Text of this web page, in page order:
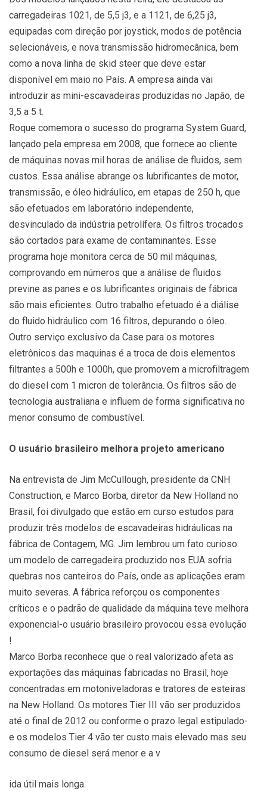
carregadeiras 1021, de 5,5 j3, e a 1121, de 6,25 j3,
equipadas com direção por joystick, modos de potência
selecionáveis, e nova transmissão hidromecânica, bem
como a nova linha de skid steer que deve estar
disponível em maio no País. A empresa ainda vai
introduzir as mini-escavadeiras produzidas no Japão, de
3,5 a 5 t.
Roque comemora o sucesso do programa System Guard,
lançado pela empresa em 2008, que fornece ao cliente
de máquinas novas mil horas de análise de fluidos, sem
custos. Essa análise abrange os lubrificantes de motor,
transmissão, e óleo hidráulico, em etapas de 250 h, que
são efetuados em laboratório independente,
desvinculado da indústria petrolífera. Os filtros trocados
são cortados para exame de contaminantes. Esse
programa hoje monitora cerca de 50 mil máquinas,
comprovando em números que a análise de fluidos
previne as panes e os lubrificantes originais de fábrica
são mais eficientes. Outro trabalho efetuado é a diálise
do fluido hidráulico com 16 filtros, depurando o óleo.
Outro serviço exclusivo da Case para os motores
eletrônicos das maquinas é a troca de dois elementos
filtrantes a 500h e 1000h, que promovem a microfiltragem
do diesel com 1 micron de tolerância. Os filtros são de
tecnologia australiana e influem de forma significativa no
menor consumo de combustível.
O usuário brasileiro melhora projeto americano
Na entrevista de Jim McCullough, presidente da CNH
Construction, e Marco Borba, diretor da New Holland no
Brasil, foi divulgado que estão em curso estudos para
produzir três modelos de escavadeiras hidráulicas na
fábrica de Contagem, MG. Jim lembrou um fato curioso:
um modelo de carregadeira produzido nos EUA sofria
quebras nos canteiros do País, onde as aplicações eram
muito severas. A fábrica reforçou os componentes
críticos e o padrão de qualidade da máquina teve melhora
exponencial-o usuário brasileiro provocou essa evolução
!
Marco Borba reconhece que o real valorizado afeta as
exportações das máquinas fabricadas no Brasil, hoje
concentradas em motoniveladoras e tratores de esteiras
na New Holland. Os motores Tier III vão ser produzidos
até o final de 2012 ou conforme o prazo legal estipulado-
e os modelos Tier 4 vão ter custo mais elevado mas seu
consumo de diesel será menor e a v
ida útil mais longa.